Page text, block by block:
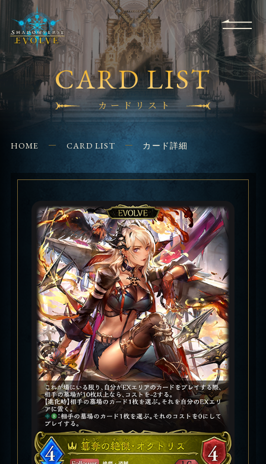
Q&A
EVENT SHOPS
FOR
BEGINNERS
APPLICATION
CONTACT
CARD LIST
カードリスト
HOME CARD LIST カード詳細